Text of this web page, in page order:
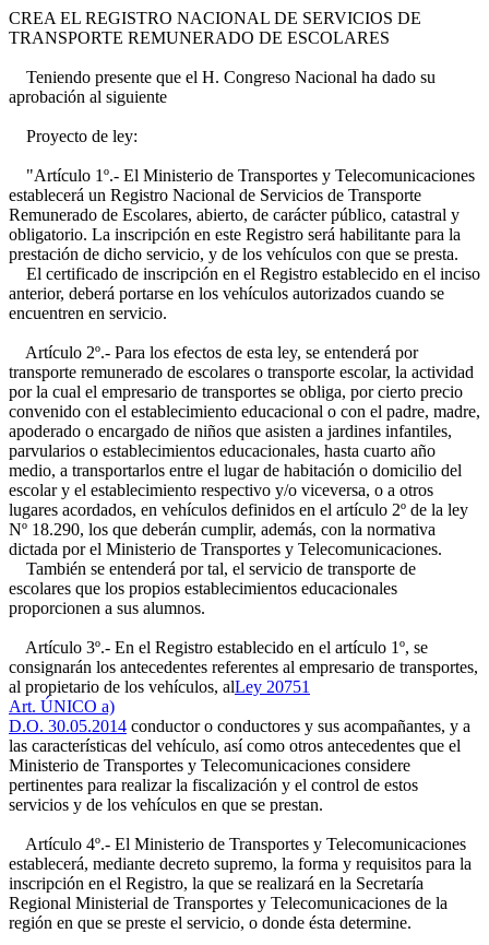
CREA EL REGISTRO NACIONAL DE SERVICIOS DE
TRANSPORTE REMUNERADO DE ESCOLARES
Teniendo presente que el H. Congreso Nacional ha dado su
aprobación al siguiente
Proyecto de ley:
"Artículo 1º.- El Ministerio de Transportes y Telecomunicaciones
establecerá un Registro Nacional de Servicios de Transporte
Remunerado de Escolares, abierto, de carácter público, catastral y
obligatorio. La inscripción en este Registro será habilitante para la
prestación de dicho servicio, y de los vehículos con que se presta.
El certificado de inscripción en el Registro establecido en el inciso
anterior, deberá portarse en los vehículos autorizados cuando se
encuentren en servicio.
Artículo 2º.- Para los efectos de esta ley, se entenderá por
transporte remunerado de escolares o transporte escolar, la actividad
por la cual el empresario de transportes se obliga, por cierto precio
convenido con el establecimiento educacional o con el padre, madre,
apoderado o encargado de niños que asisten a jardines infantiles,
parvularios o establecimientos educacionales, hasta cuarto año
medio, a transportarlos entre el lugar de habitación o domicilio del
escolar y el establecimiento respectivo y/o viceversa, o a otros
lugares acordados, en vehículos definidos en el artículo 2º de la ley
Nº 18.290, los que deberán cumplir, además, con la normativa
dictada por el Ministerio de Transportes y Telecomunicaciones.
También se entenderá por tal, el servicio de transporte de
escolares que los propios establecimientos educacionales
proporcionen a sus alumnos.
Artículo 3º.- En el Registro establecido en el artículo 1º, se
consignarán los antecedentes referentes al empresario de transportes,
al propietario de los vehículos, alLey 20751
Art. ÚNICO a)
D.O. 30.05.2014 conductor o conductores y sus acompañantes, y a
las características del vehículo, así como otros antecedentes que el
Ministerio de Transportes y Telecomunicaciones considere
pertinentes para realizar la fiscalización y el control de estos
servicios y de los vehículos en que se prestan.
Artículo 4º.- El Ministerio de Transportes y Telecomunicaciones
establecerá, mediante decreto supremo, la forma y requisitos para la
inscripción en el Registro, la que se realizará en la Secretaría
Regional Ministerial de Transportes y Telecomunicaciones de la
región en que se preste el servicio, o donde ésta determine.